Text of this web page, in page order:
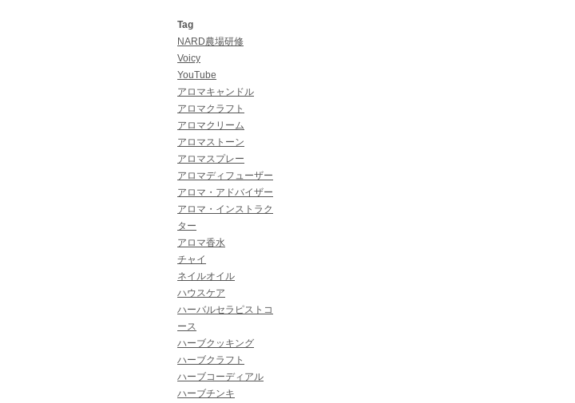
Tag
NARD農場研修
Voicy
YouTube
アロマキャンドル
アロマクラフト
アロマクリーム
アロマストーン
アロマスプレー
アロマディフューザー
アロマ・アドバイザー
アロマ・インストラク
ター
アロマ香水
チャイ
ネイルオイル
ハウスケア
ハーバルセラピストコ
ース
ハーブクッキング
ハーブクラフト
ハーブコーディアル
ハーブチンキ